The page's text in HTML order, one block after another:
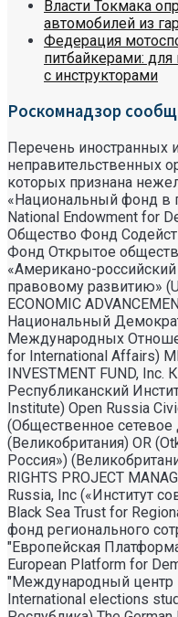
Власти Токмака
автомобилей из
Федерация
питбайкерами:
с инструкторами
Роскомнадзор
Перечень иностранных
неправительственных
которых признана
«Национальный фонд в
National Endowment for
Общество Фонд
Фонд Открытое
«Американо-
правовому развитию»
ECONOMIC
Национальный
Международных
for International Affairs)
INVESTMENT FUND,
Республиканский
Institute) Open Russia
(Общественное
(Великобритания) OR
Россия»)
RIGHTS PROJECT
Russia, Inc («Институт
Black Sea Trust for
фонд регионального
"Европейская
European Platform for
"Международный центр
International elections